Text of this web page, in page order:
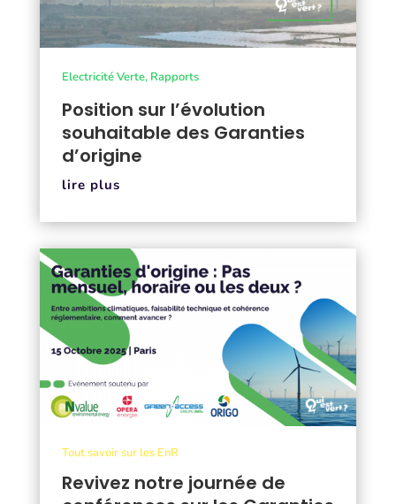
Position sur l’évolution
souhaitable des Garanties
d’origine
Electricité Verte, Rapports
lire plus
Revivez notre journée de
Tout savoir sur les EnR